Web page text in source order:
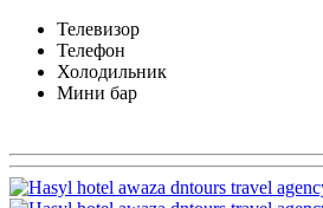
Телевизор
Телефон
Холодильник
Мини бар